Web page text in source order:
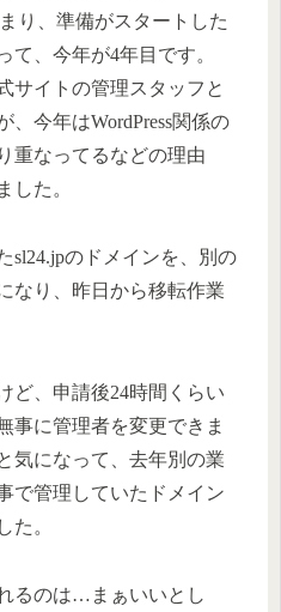
り、準備がスタートした
て、今年が4年目です。
サイトの管理スタッフと
、今年はWordPress関係の
重なってるなどの理由
した。
sl24.jpのドメインを、別の
なり、昨日から移転作業
ど、申請後24時間くらい
事に管理者を変更できま
気になって、去年別の業
で管理していたドメイン
た。
るのは…まぁいいとし